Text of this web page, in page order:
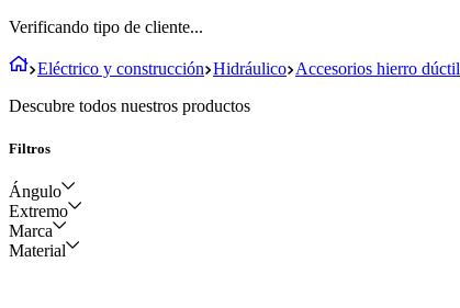
Verificando tipo de cliente...
Eléctrico y construcción Hidráulico Accesorios hierro dúctil
Descubre todos nuestros productos
Filtros
Ángulo
90 grados
Extremo
Liso
Marca
Material